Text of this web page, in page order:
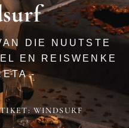
DIE NUUTSTE
EN REISWENKE
-
WINDSURF